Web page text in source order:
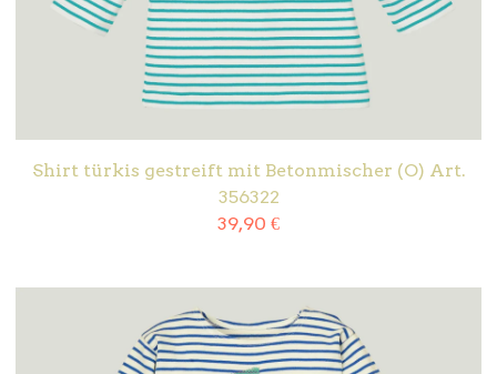
Shirt türkis gestreift mit Betonmischer (O) Art.
356322
39,90 €